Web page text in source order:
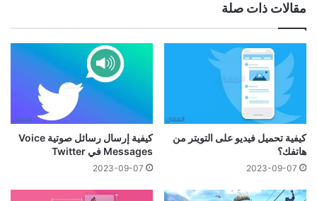
مقالات ذات صلة
كيفية تحميل فيديو على التويتر من
هاتفك؟
2023-09-07
كيفية إرسال رسائل صوتية Voice
Messages في Twitter
2023-09-07